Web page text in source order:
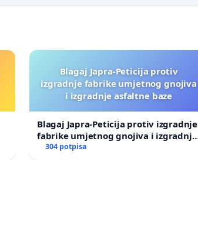
Blagaj Japra-Peticija protiv
izgradnje fabrike umjetnog gnojiva
i izgradnje asfaltne baze
Blagaj Japra-Peticija protiv izgradnje
fabrike umjetnog gnojiva i izgradnje
asfaltne baze
304 potpisa